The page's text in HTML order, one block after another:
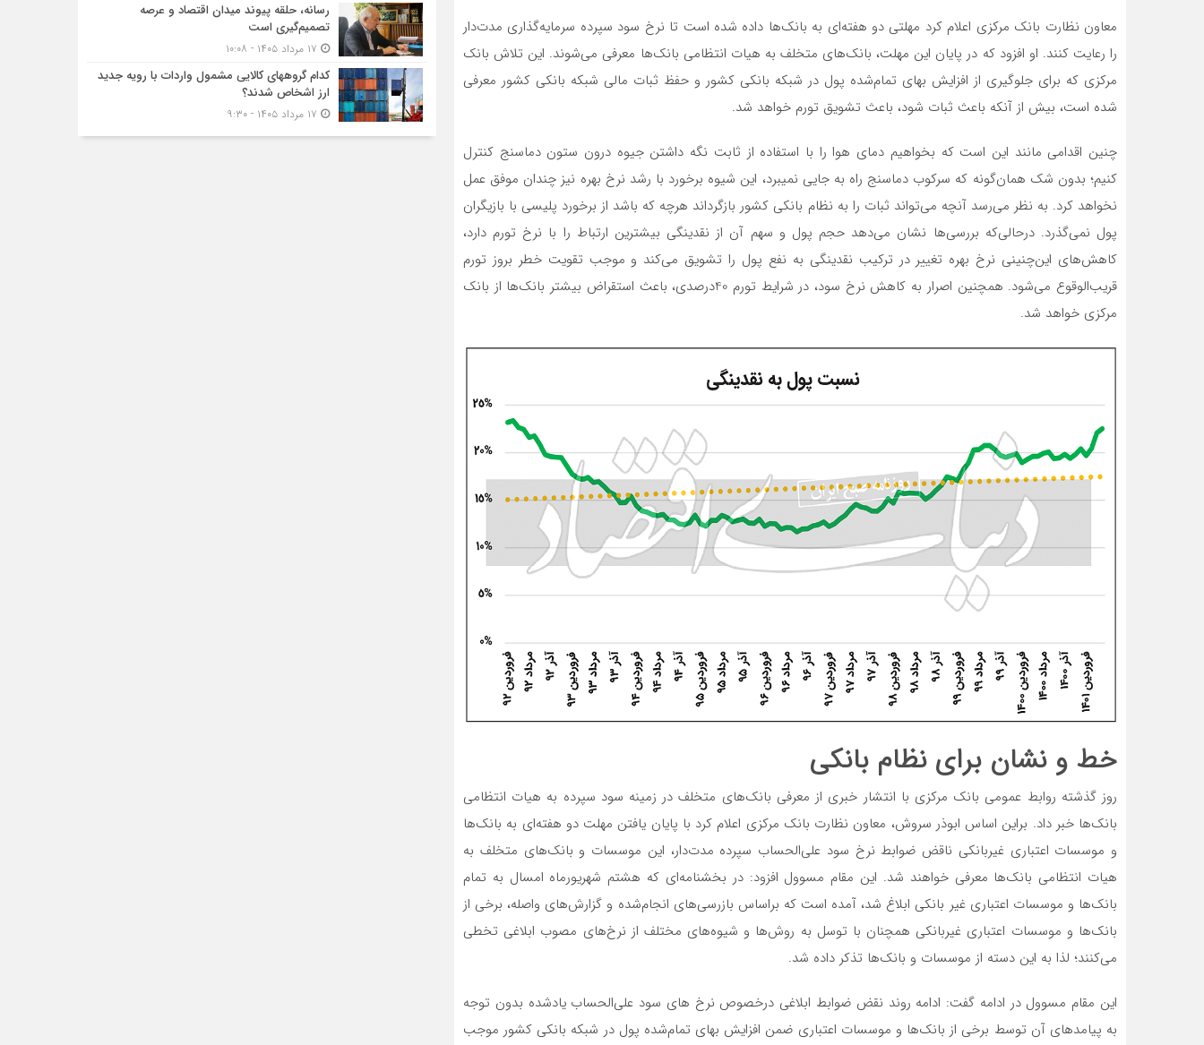
معاون نظارت بانک مرکزی اعلام کرد مهلتی دو هفته‌‌ای به بانک‌‌ها داده شده است تا نرخ سود سپرده سرمایه‌‌گذاری مدت‌دار
را رعایت کنند. او افزود که در پایان این مهلت، بانک‌‌های متخلف به هیات انتظامی بانک‌‌ها معرفی می‌‌شوند. این تلاش بانک
مرکزی که برای جلوگیری از افزایش بهای تمام‌شده پول در شبکه بانکی کشور و حفظ ثبات مالی شبکه بانکی کشور معرفی
شده است، بیش از آنکه باعث ثبات شود، باعث تشویق تورم خواهد شد.
چنین اقدامی مانند این است که بخواهیم دمای هوا را با استفاده از ثابت نگه داشتن جیوه درون ستون دماسنج کنترل
کنیم؛ بدون شک همان‌گونه که سرکوب دماسنج راه به جایی نمی‎برد، این شیوه برخورد با رشد نرخ بهره نیز چندان موفق عمل
نخواهد کرد. به نظر می‌‌رسد آنچه می‌‌تواند ثبات را به نظام بانکی کشور بازگرداند هرچه که باشد از برخورد پلیسی با بازیگران
پول نمی‌‌گذرد. درحالی‌که بررسی‌‌ها نشان می‌‌دهد حجم پول و سهم آن از نقدینگی بیشترین ارتباط را با نرخ تورم دارد،
کاهش‌‌های این‌چنینی نرخ بهره تغییر در ترکیب نقدینگی به نفع پول را تشویق می‌‌کند و موجب تقویت خطر بروز تورم
قریب‌‌الوقوع می‌‌شود. همچنین اصرار به کاهش نرخ سود، در شرایط تورم 40درصدی، باعث استقراض بیشتر بانک‌ها از بانک
مرکزی خواهد شد.
خط و نشان برای نظام بانکی
روز گذشته روابط عمومی بانک مرکزی با انتشار خبری از معرفی بانک‌‌های متخلف در زمینه سود سپرده به هیات انتظامی
بانک‌‌ها خبر داد. براین اساس ابوذر سروش، معاون نظارت بانک مرکزی اعلام کرد با پایان یافتن مهلت دو هفته‌‌ای به بانک‌‌‎ها
و موسسات اعتباری غیربانکی ناقض ضوابط نرخ سود علی‌‌الحساب سپرده مدت‌‌دار، این موسسات و بانک‌‌های متخلف به
هیات انتظامی بانک‌‌ها معرفی خواهند شد. این مقام مسوول افزود: در بخشنامه‌‌ای که هشتم شهریورماه امسال به تمام
بانک‌‌ها و موسسات اعتباری غیر بانکی ابلاغ شد، آمده است که براساس بازرسی‌‌های انجام‌شده و گزارش‌های واصله، ‌‌برخی از
بانک‌‌ها و موسسات اعتباری غیربانکی همچنان با توسل به روش‌ها و شیوه‌های مختلف از نرخ‌های مصوب ابلاغی تخطی
می‌کنند؛ لذا به این دسته از موسسات و بانک‌ها تذکر داده شد.
این مقام مسوول در ادامه گفت: ادامه روند نقض ضوابط ابلاغی درخصوص نرخ های سود علی‌الحساب یادشده بدون توجه
به پیامدهای آن توسط برخی از بانک‌ها و موسسات اعتباری ضمن افزایش بهای تمام‌شده پول در شبکه بانکی کشور موجب
رسانه، حلقه پیوند میدان اقتصاد و عرصه
تصمیم‌گیری است
کدام گروههای کالایی مشمول واردات با رویه جدید
ارز اشخاص شدند؟